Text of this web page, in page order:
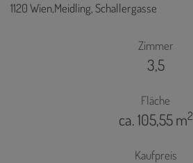
1120 Wien,Meidling, Schallergasse
Zimmer
3,5
Fläche
ca. 105,55 m2
Kaufpreis